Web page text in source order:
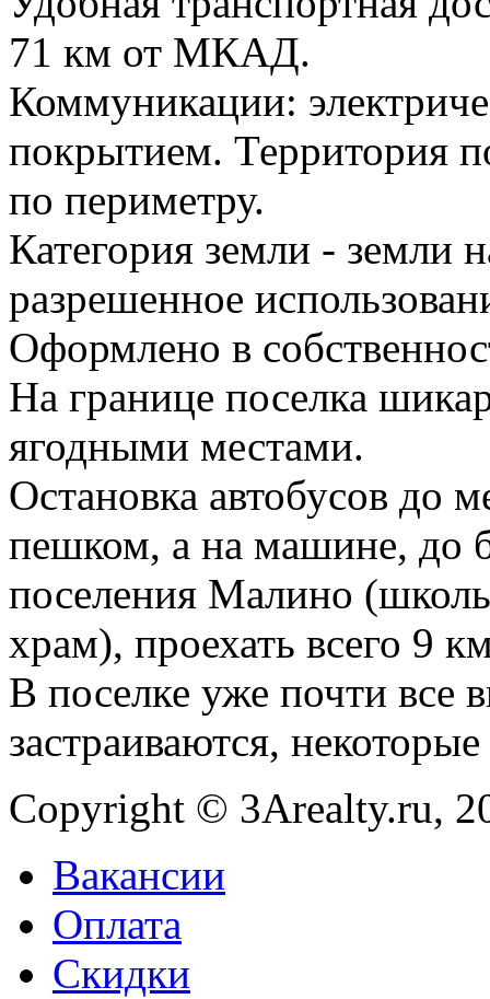
71 км от МКАД.
Коммуникации:
покрытием. Территория
по периметру.
Категория земли - земли
разрешенное
Оформлено в
На границе поселка
ягодными местами.
Остановка автобусов до
пешком, а на машине, до
поселения Малино
храм), проехать всего 9
В поселке уже почти все
застраиваются,
Copyright © 3Arealty.ru,
Вакансии
Оплата
Скидки